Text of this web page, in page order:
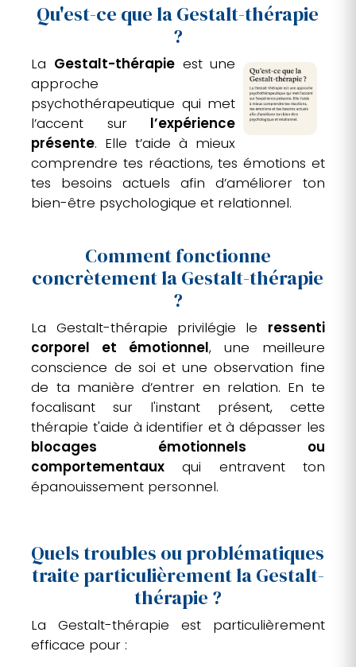
Qu'est-ce que la Gestalt-thérapie
?
La Gestalt-thérapie est une
approche
psychothérapeutique qui met
l’accent sur l’expérience
présente. Elle t’aide à mieux
comprendre tes réactions, tes émotions et
tes besoins actuels afin d’améliorer ton
bien-être psychologique et relationnel.
Comment fonctionne
concrètement la Gestalt-thérapie
?
La Gestalt-thérapie privilégie le ressenti
corporel et émotionnel, une meilleure
conscience de soi et une observation fine
de ta manière d’entrer en relation. En te
focalisant sur l'instant présent, cette
thérapie t'aide à identifier et à dépasser les
blocages émotionnels ou
comportementaux qui entravent ton
épanouissement personnel.
Quels troubles ou problématiques
traite particulièrement la Gestalt-
thérapie ?
La Gestalt-thérapie est particulièrement
efficace pour :